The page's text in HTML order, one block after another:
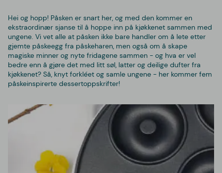
Hei og hopp! Påsken er snart her, og med den kommer en
ekstraordinær sjanse til å hoppe inn på kjøkkenet sammen med
ungene. Vi vet alle at påsken ikke bare handler om å lete etter
gjemte påskeegg fra påskeharen, men også om å skape
magiske minner og nyte fridagene sammen - og hva er vel
bedre enn å gjøre det med litt søl, latter og deilige dufter fra
kjøkkenet? Så, knyt forkléet og samle ungene - her kommer fem
påskeinspirerte dessertoppskrifter!